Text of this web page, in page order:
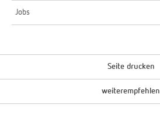
Jobs
Seite drucken
weiterempfehlen